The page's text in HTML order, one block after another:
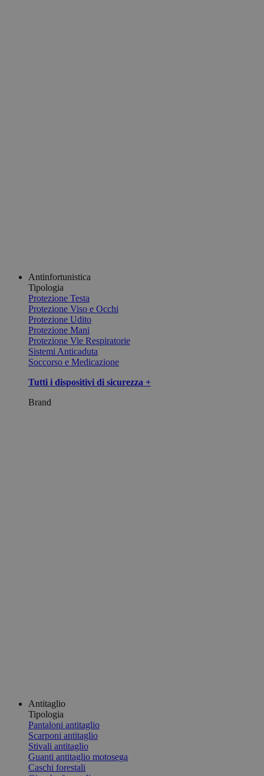
Antinfortunistica
Tipologia
Protezione Testa
Protezione Viso e Occhi
Protezione Udito
Protezione Mani
Protezione Vie Respiratorie
Sistemi Anticaduta
Soccorso e Medicazione
Tutti i dispositivi di sicurezza +
Brand
Antitaglio
Tipologia
Pantaloni antitaglio
Scarponi antitaglio
Stivali antitaglio
Guanti antitaglio motosega
Caschi forestali